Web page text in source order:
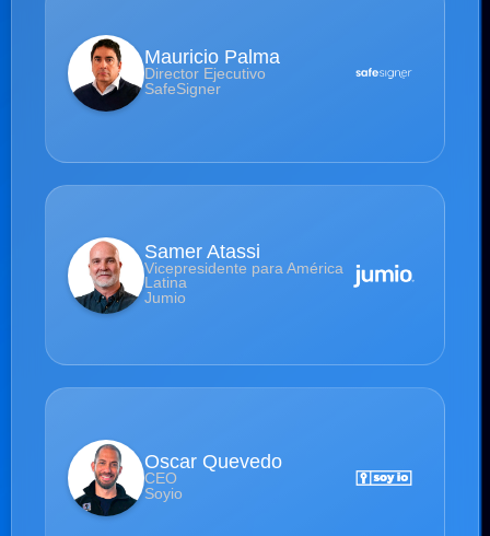
Mauricio Palma
Director Ejecutivo
SafeSigner
Samer Atassi
Vicepresidente para América
Latina
Jumio
Oscar Quevedo
CEO
Soyio